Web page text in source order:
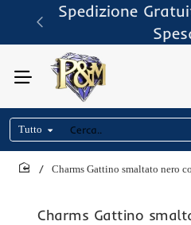
Spedizione
Tutto
Cerca..
Charms Gattino
Charms Gattino smaltato nero